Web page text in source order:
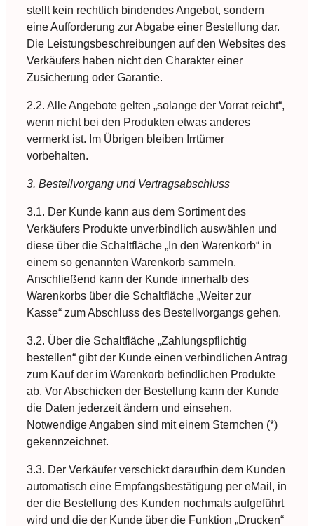
stellt kein rechtlich bindendes Angebot, sondern
eine Aufforderung zur Abgabe einer Bestellung dar.
Die Leistungsbeschreibungen auf den Websites des
Verkäufers haben nicht den Charakter einer
Zusicherung oder Garantie.
2.2. Alle Angebote gelten „solange der Vorrat reicht“,
wenn nicht bei den Produkten etwas anderes
vermerkt ist. Im Übrigen bleiben Irrtümer
vorbehalten.
3. Bestellvorgang und Vertragsabschluss
3.1. Der Kunde kann aus dem Sortiment des
Verkäufers Produkte unverbindlich auswählen und
diese über die Schaltfläche „In den Warenkorb“ in
einem so genannten Warenkorb sammeln.
Anschließend kann der Kunde innerhalb des
Warenkorbs über die Schaltfläche „Weiter zur
Kasse“ zum Abschluss des Bestellvorgangs gehen.
3.2. Über die Schaltfläche „Zahlungspflichtig
bestellen“ gibt der Kunde einen verbindlichen Antrag
zum Kauf der im Warenkorb befindlichen Produkte
ab. Vor Abschicken der Bestellung kann der Kunde
die Daten jederzeit ändern und einsehen.
Notwendige Angaben sind mit einem Sternchen (*)
gekennzeichnet.
3.3. Der Verkäufer verschickt daraufhin dem Kunden
automatisch eine Empfangsbestätigung per eMail, in
der die Bestellung des Kunden nochmals aufgeführt
wird und die der Kunde über die Funktion „Drucken“